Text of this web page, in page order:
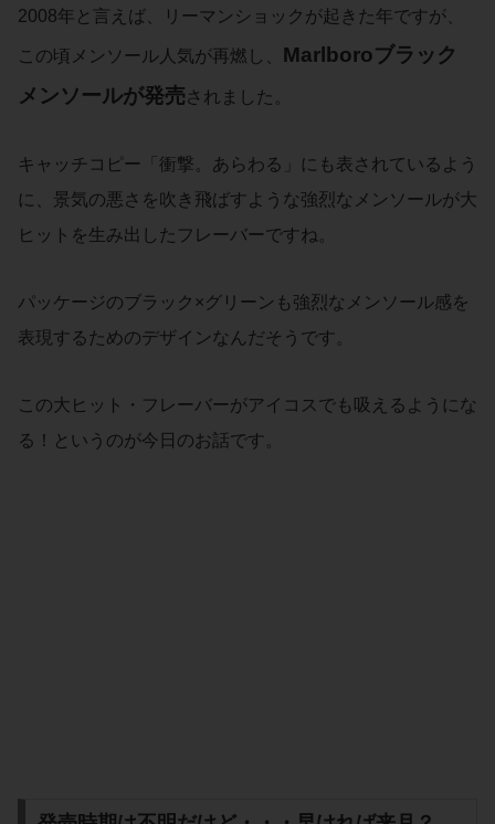
2008年と言えば、リーマンショックが起きた年ですが、
この頃メンソール人気が再燃し、 Marlboroブラック
メンソールが発売されました。
キャッチコピー「衝撃。あらわる」にも表されているよう
に、景気の悪さを吹き飛ばすような強烈なメンソールが大
ヒットを生み出したフレーバーですね。
パッケージのブラック×グリーンも強烈なメンソール感を
表現するためのデザインなんだそうです。
この大ヒット・フレーバーがアイコスでも吸えるようにな
る！というのが今日のお話です。